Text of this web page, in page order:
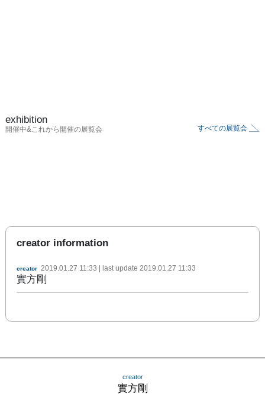
exhibition
開催中&これから開催の展覧会 すべての展覧会
creator information
creator 2019.01.27 11:33 | last update 2019.01.27 11:33
實方剛
creator
實方剛